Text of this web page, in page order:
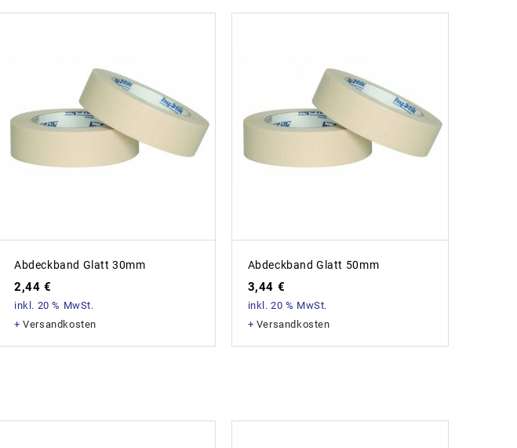
Abdeckband Glatt 30mm
2,44 €
inkl. 20 % MwSt.
+Versandkosten
Abdeckband Glatt 50mm
3,44 €
inkl. 20 % MwSt.
+ Versandkosten